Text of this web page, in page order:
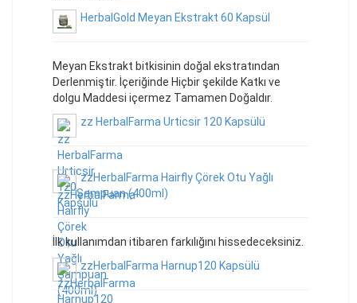
HerbalGold Meyan Ekstrakt 60 Kapsül
Meyan Ekstrakt bitkisinin doğal ekstratından
Derlenmiştir. İçeriğinde Hiçbir şekilde Katkı ve
dolgu Maddesi içermez Tamamen Doğaldır.
zz HerbalFarma Urticsir 120 Kapsülü
zzHerbalFarma Hairfly Çörek Otu Yağlı
Şampuan (400ml)
İlk kullanımdan itibaren farkılığını hissedeceksiniz.
zzHerbalFarma Harnup120 Kapsülü